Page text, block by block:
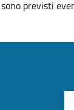
previsti